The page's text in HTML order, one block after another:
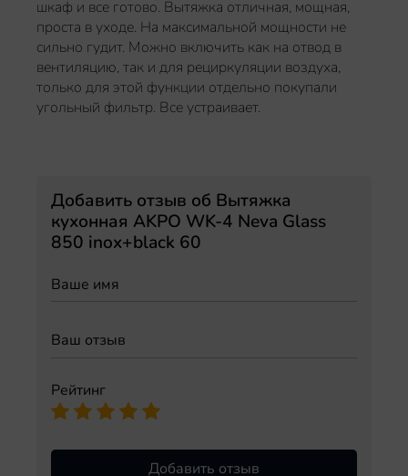
шкаф и все готово. Вытяжка отличная, мощная,
проста в уходе. На максимальной мощности не
сильно гудит. Можно включить как на отвод в
вентиляцию, так и для рециркуляции воздуха,
только для этой функции отдельно покупали
угольный фильтр. Все устраивает.
Добавить отзыв об Вытяжка
кухонная AKPO WK-4 Neva Glass
850 inox+black 60
Рейтинг
Добавить отзыв